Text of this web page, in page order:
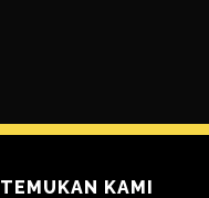
TEMUKAN KAMI